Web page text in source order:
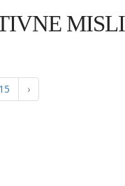
MISLI
15 ›